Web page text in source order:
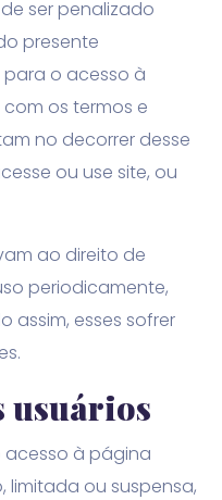
ser penalizado
presente
o acesso à
os termos e
no decorrer desse
ou use site, ou
ao direito de
periodicamente,
assim, esses sofrer
usuários
acesso à página
limitada ou suspensa,